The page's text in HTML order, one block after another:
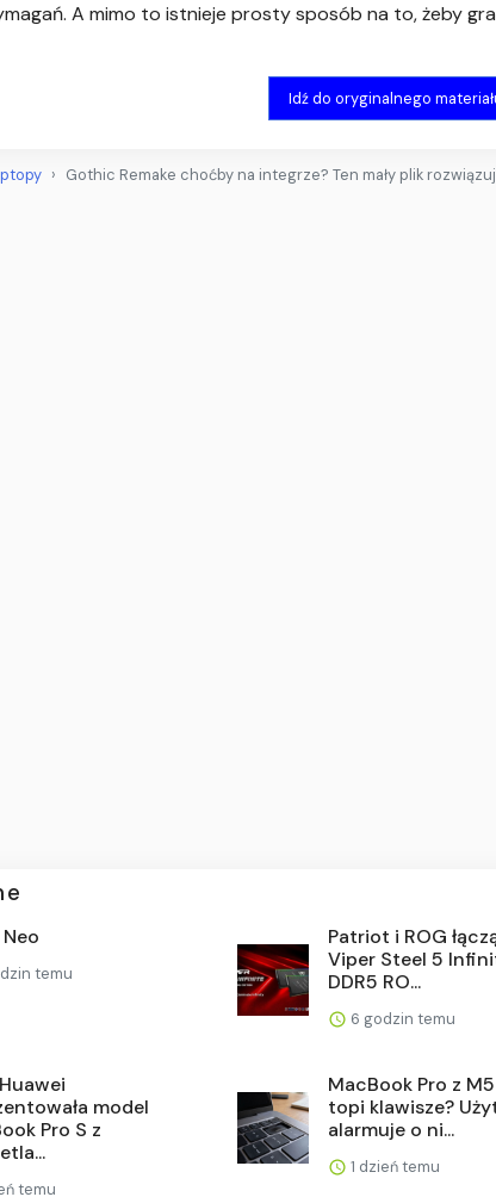
A mimo to istnieje prosty sposób na to, żeby
Idź do oryginalnego
Gothic Remake choćby na integrze? Ten mały plik
temu
Patriot i ROG
Viper Steel 5
DDR5 RO...
6 godzin temu
model
Pro S z
temu
MacBook Pro z
topi klawisze?
alarmuje o ni...
1 dzień temu